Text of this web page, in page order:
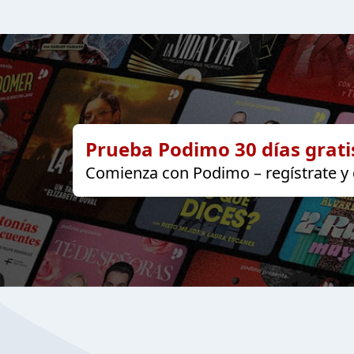
Prueba Podimo 30 días
Comienza con Podimo – regístrate